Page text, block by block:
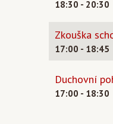
18:30 - 20:30
Zkouška
17:00 - 18:45
Duchovní
17:00 - 18:30